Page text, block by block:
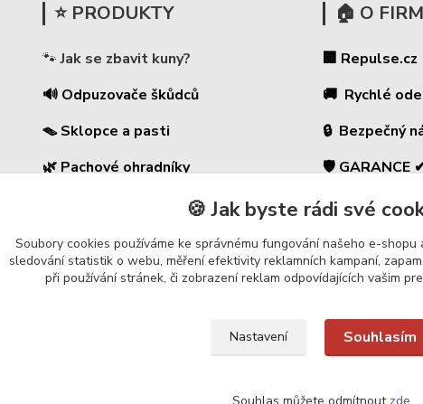
⭐ PRODUKTY
🐾Jak se zbavit kuny?
🔊 Odpuzovače škůdců
🪤 Sklopce a pasti
🌿 Pachové ohradníky
Elektrické ohradníky
🏠 Pro dům a zahradu
🏠 O
🏢 Repulse.cz
🚚 Rychlé
🔒 Bezpečný
🛡️ GARANCE
⭐ 180 000+
🇨🇿 Český
Upravit sběr cookies.
🍪 Jak byste rádi své
Soubory cookies používáme ke správnému fungování našeho e-
sledování statistik o webu, měření efektivity reklamních kampaní,
při používání stránek, či zobrazení reklam odpovídajících vašim
Nastavení Souhlasím